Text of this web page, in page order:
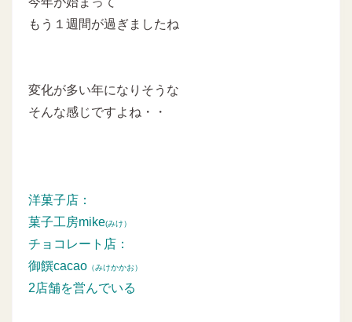
もう１週間が過ぎましたね
変化が多い年になりそうな
そんな感じですよね・・
洋菓子店：
菓子工房mike(みけ）
チョコレート店：
御饌cacao （みけかかお）
2店舗を営んでいる